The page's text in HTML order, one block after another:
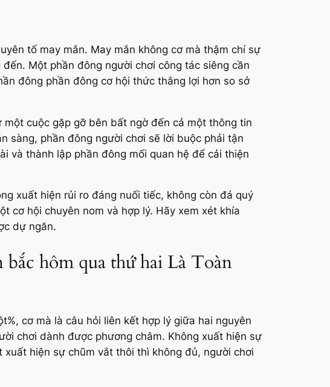
tố may mắn. May mắn không cơ mà thậm chí sự
Một phần đông người chơi công tác siêng cần
đông phần đông cơ hội thức thắng lợi hơn so sở
cuộc gặp gỡ bên bất ngờ đến cả một thông tin
sàng, phần đông người chơi sẽ lời buộc phải tận
và thành lập phần đông mối quan hệ để cải thiện
xuất hiện rủi ro đáng nuối tiếc, không còn đá quý
cơ hội chuyên nom và hợp lý. Hãy xem xét khía
dự ngăn.
hôm qua thứ hai Là Toàn
cơ mà là câu hỏi liên kết hợp lý giữa hai nguyên
chơi dành được phương châm. Không xuất hiện sự
hiện sự chũm vắt thôi thì không đủ, người chơi